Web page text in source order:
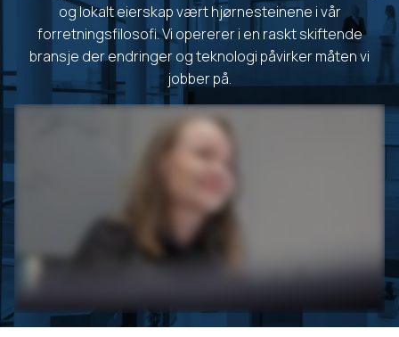
og lokalt eierskap vært hjørnesteinene i vår
forretningsfilosofi. Vi opererer i en raskt skiftende
bransje der endringer og teknologi påvirker måten vi
jobber på.